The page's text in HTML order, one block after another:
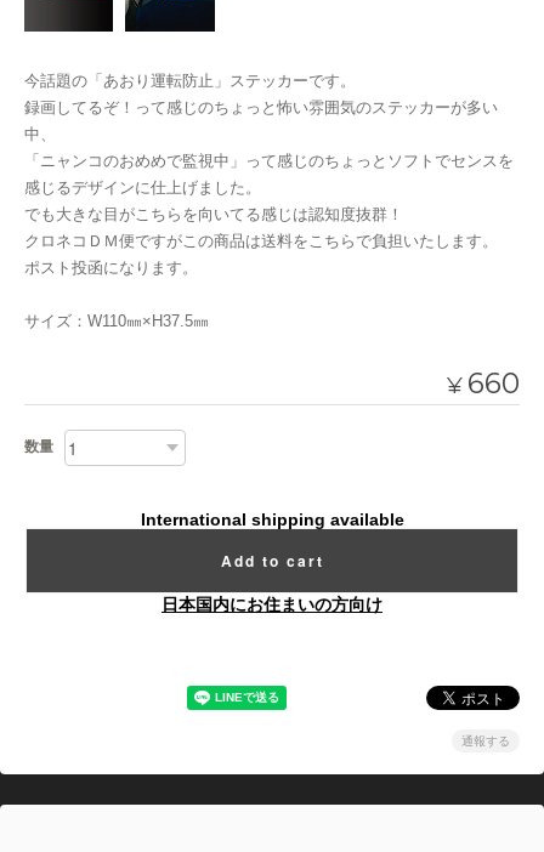
今話題の「あおり運転防止」ステッカーです。
録画してるぞ！って感じのちょっと怖い雰囲気のステッカーが多い
中、
「ニャンコのおめめで監視中」って感じのちょっとソフトでセンスを
感じるデザインに仕上げました。
でも大きな目がこちらを向いてる感じは認知度抜群！
クロネコＤＭ便ですがこの商品は送料をこちらで負担いたします。
ポスト投函になります。
サイズ：W110㎜×H37.5㎜
¥ 660
数量
International shipping available
Add to cart
日本国内にお住まいの方向け
通報する